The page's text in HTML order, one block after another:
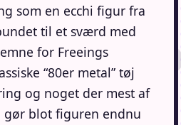
som en ecchi figur fra
til et sværd med
for Freeings
“80er metal” tøj
og noget der mest af
gør blot figuren endnu